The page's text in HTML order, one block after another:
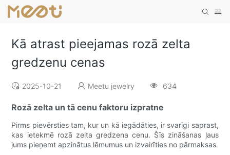
Kā atrast pieejamas rozā zelta
gredzenu cenas
2025-10-21 Meetu jewelry 634
Rozā zelta un tā cenu faktoru izpratne
Pirms pievērsties tam, kur un kā iegādāties, ir svarīgi saprast,
kas ietekmē rozā zelta gredzena cenu. Šīs zināšanas ļaus
jums pieņemt apzinātus lēmumus un izvairīties no pārmaksas.